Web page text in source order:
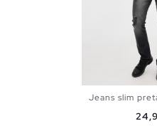
36 38 40
Jeans slim